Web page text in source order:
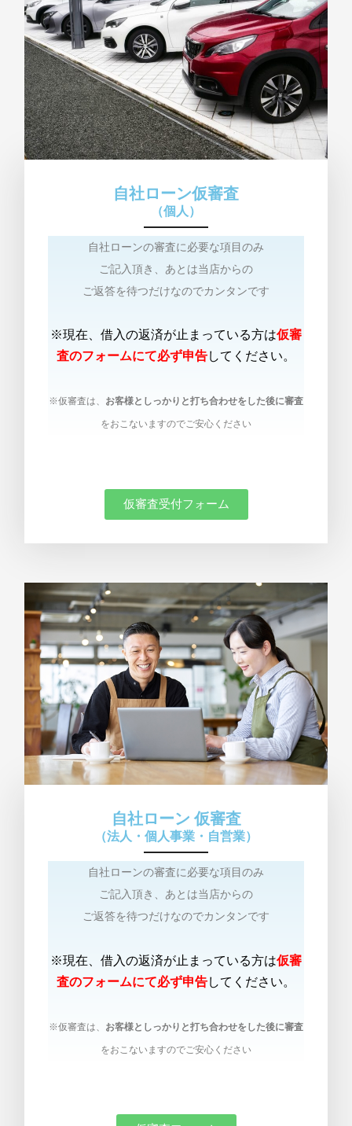
自社ローン仮審査
（個人）
自社ローンの審査に必要な項目のみ
ご記入頂き、あとは当店からの
ご返答を待つだけなのでカンタンです
※現在、借入の返済が止まっている方は仮審
査のフォームにて必ず申告してください。
※仮審査は、 お客様としっかりと打ち合わせをした後に審査
をおこないますのでご安心ください
仮審査受付フォーム
自社ローン 仮審査
（法人・個人事業・自営業）​
自社ローンの審査に必要な項目のみ
ご記入頂き、あとは当店からの
ご返答を待つだけなのでカンタンです
※現在、借入の返済が止まっている方は仮審
査のフォームにて必ず申告してください。
※仮審査は、 お客様としっかりと打ち合わせをした後に審査
をおこないますのでご安心ください